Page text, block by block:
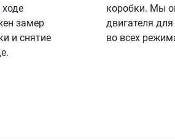
замер
и снятие
коробки. Мы
двигателя
во всех